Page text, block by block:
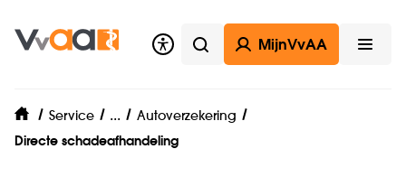
Zoeken
MijnVvAA
home
Service ... Zelf regelen
Autoverzekering
Directe schadeafhandeling